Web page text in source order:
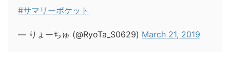
#サマリーポケット
— りょーちゅ (@RyoTa_S0629) March 21, 2019